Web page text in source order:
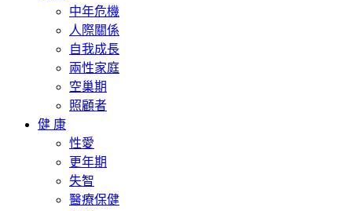
中年危機
人際關係
自我成長
兩性家庭
空巢期
照顧者
健 康
性愛
更年期
失智
醫療保健